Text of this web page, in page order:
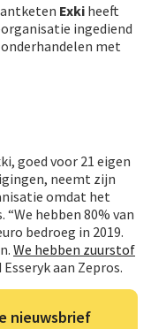
Exki heeft
ingediend
met
goed voor 21 eigen
neemt zijn
omdat het
hebben 80% van
bedroeg in 2019.
We hebben zuurstof
aan Zepros.
nieuwsbrief